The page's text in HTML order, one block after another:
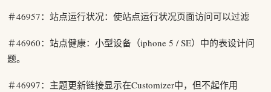
＃46957：站点运行状况：使站点运行状况页面访问可以过滤
＃46960：站点健康：小型设备（iphone 5 / SE）中的表设计问
题。
＃46997：主题更新链接显示在Customizer中，但不起作用